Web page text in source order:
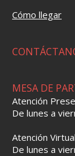
Cómo llegar
MESA DE
Atención
De lunes a
Atención
De lunes a